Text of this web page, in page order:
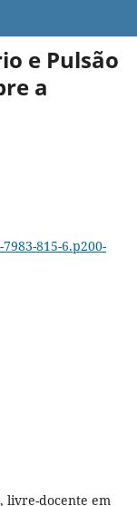
e Pulsão
a
815-6.p200-
livre-docente em